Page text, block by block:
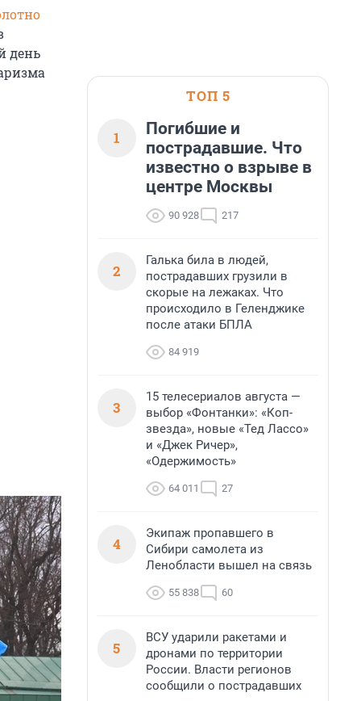
день
ТОП 5
1
Погибшие и
пострадавшие. Что
известно о взрыве в
центре Москвы
90 928 217
2
Галька била в людей,
пострадавших грузили в
скорые на лежаках. Что
происходило в Геленджике
после атаки БПЛА
84 919
3
15 телесериалов августа —
выбор «Фонтанки»: «Коп-
звезда», новые «Тед Лассо»
и «Джек Ричер»,
«Одержимость»
64 011 27
4
Экипаж пропавшего в
Сибири самолета из
Ленобласти вышел на связь
55 838 60
5
ВСУ ударили ракетами и
дронами по территории
России. Власти регионов
сообщили о пострадавших